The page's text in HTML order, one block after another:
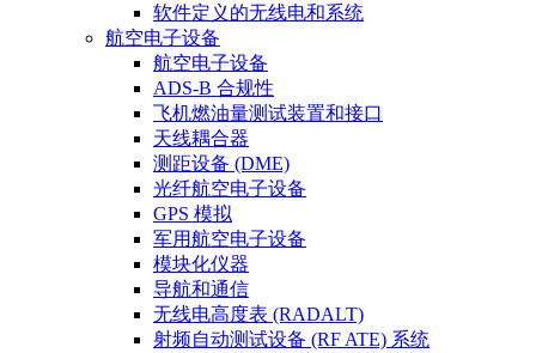
软件定义的无线电和系统
航空电子设备
航空电子设备
ADS-B 合规性
飞机燃油量测试装置和接口
天线耦合器
测距设备 (DME)
光纤航空电子设备
GPS 模拟
军用航空电子设备
模块化仪器
导航和通信
无线电高度表 (RADALT)
射频自动测试设备 (RF ATE) 系统